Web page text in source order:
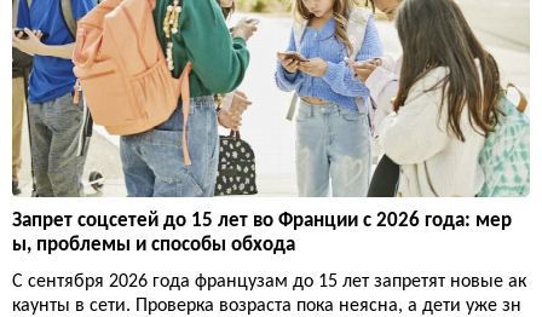
Запрет соцсетей до 15 лет во Франции с 2026 года: мер
ы, проблемы и способы обхода
С сентября 2026 года французам до 15 лет запретят новые ак
каунты в сети. Проверка возраста пока неясна, а дети уже зн